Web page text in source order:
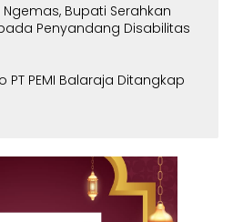
Bupati Serahkan
Penyandang Disabilitas
PT PEMI Balaraja Ditangkap